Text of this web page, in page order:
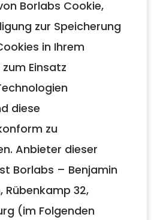
Borlabs Cookie,
zur Speicherung
in Ihrem
Einsatz
diese
zu
Anbieter dieser
Borlabs – Benjamin
Rübenkamp 32,
(im Folgenden